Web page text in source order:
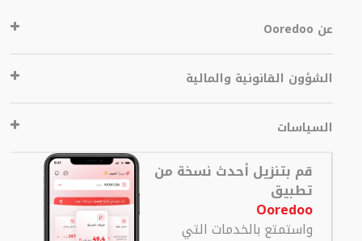
عن Ooredoo
الشؤون القانونية والمالية
السياسات
قم بتنزيل أحدث نسخة من
تطبيق
Ooredoo
واستمتع بالخدمات التي